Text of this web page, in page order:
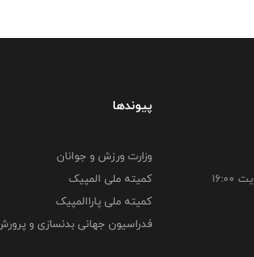
پیوندها
وزارت ورزش و جوانان
کمیته ملی المپیک
کمیته ملی پاراالمپیک
فدراسیون جهانی بدنسازی و